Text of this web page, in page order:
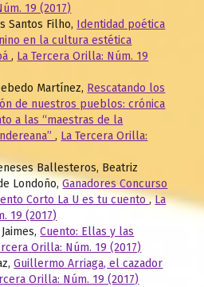
19 (2017)
Santos Filho, Identidad poética
en la cultura estética
, La Tercera Orilla: Núm. 19
Martínez, Rescatando los
de nuestros pueblos: crónica
a las “maestras de la
, La Tercera Orilla:
Ballesteros, Beatriz
Londoño,Ganadores Concurso
Corto La U es tu cuento,La
19 (2017)
Cuento: Ellas y las
Orilla: Núm. 19 (2017)
Guillermo Arriaga, el cazador
Orilla: Núm. 19 (2017)